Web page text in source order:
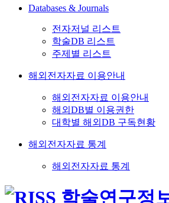
Databases & Journals
전자저널 리스트
학술DB 리스트
주제별 리스트
해외전자자료 이용안내
해외전자자료 이용안내
해외DB별 이용권한
대학별 해외DB 구독현황
해외전자자료 통계
해외전자자료 통계